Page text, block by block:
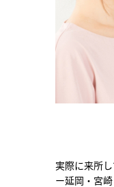
実際に来所
ー延岡・宮